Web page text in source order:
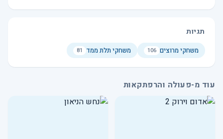
תגיות
משחקי מרוצים 106 משחקי תלת ממד 81
עוד מ-פעולה והרפתקאות